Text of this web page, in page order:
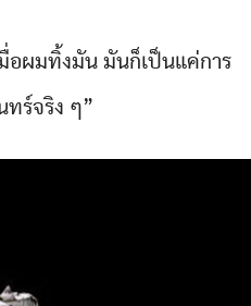
อผมทิ้งมัน มันก็เป็นแค่การ
ทร์จริง ๆ”